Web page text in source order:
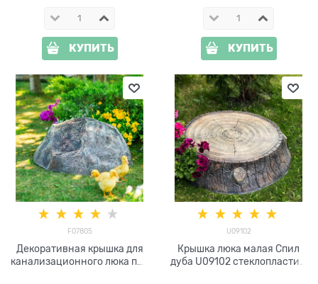
КУПИТЬ КУПИТЬ
F07805
Декоративная крышка для
канализационного люка под
U09102
Крышка люка малая Спил
дуба U09102 стеклопластик,